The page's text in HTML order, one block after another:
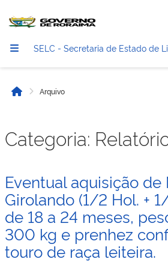
SELC - Secretaria de Estado de
InícioArquivo
Categoria:
Eventual aquisição de
Girolando (1/2 Hol. +
de 18 a 24 meses,
300 kg e prenhez
touro de raça leiteira.